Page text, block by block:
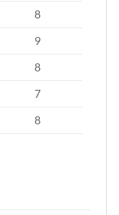
8
9
8
7
8